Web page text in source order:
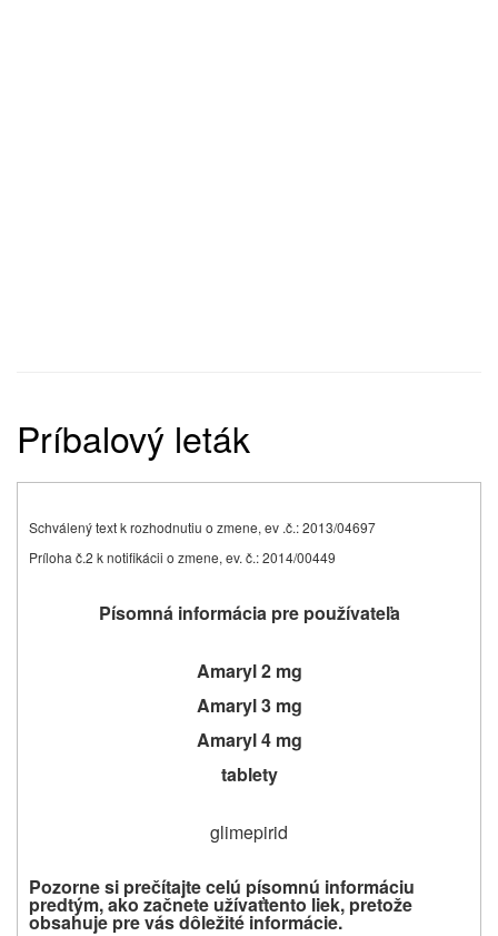
Príbalový leták
Schválený text k rozhodnutiu o zmene, ev .č.: 2013/04697
Príloha č.2 k notifikácii o zmene, ev. č.: 2014/00449
Písomná informácia pre používateľa
Amaryl 2 mg
Amaryl 3 mg
Amaryl 4 mg
tablety
glimepirid
Pozorne si prečítajte celú písomnú informáciu
predtým, ako začnete užívaťtento liek, pretože
obsahuje pre vás dôležité informácie.